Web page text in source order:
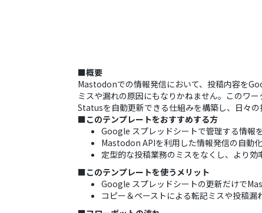
■概要
Mastodonでの情報発信において、投稿内容を
ミスや漏れの原因にもなりかねません。このワ
Statusを自動更新できる仕組みを構築し、日々の
■このテンプレートをおすすめする方
Google スプレッドシートで管理する情報
Mastodon APIを利用した情報発信の自動
定型的な投稿業務のミスをなくし、より
■このテンプレートを使うメリット
Google スプレッドシートの更新だけで
コピー＆ペーストによる転記ミスや投稿漏